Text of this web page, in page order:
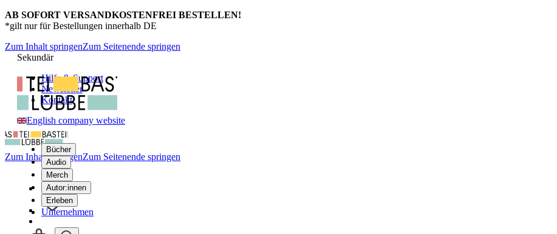
AB SOFORT VERSANDKOSTENFREI BESTELLEN!
*gilt nur für Bestellungen innerhalb DE
Zum Inhalt springenZum Seitenende springen
Sekundär
Hilfe & Support
Newsletter
Kontakt
English company website
Bücher
Audio
Merch
Autor:innen
Erleben
Unternehmen
Zum Inhalt springenZum Seitenende springen